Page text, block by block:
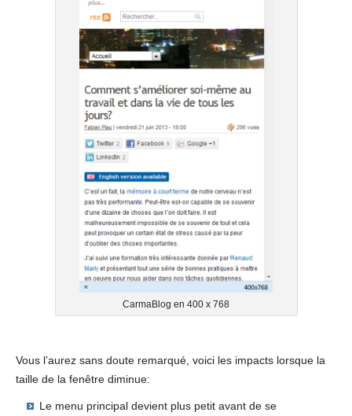
CarmaBlog en 400 x 768
Vous l’aurez sans doute remarqué, voici les impacts lorsque la
taille de la fenêtre diminue:
Le menu principal devient plus petit avant de se